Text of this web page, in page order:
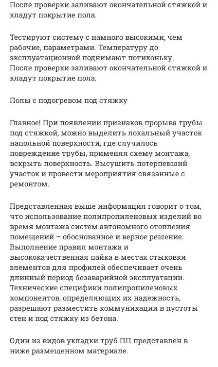
После проверки заливают окончательной стяжкой и
кладут покрытие пола.
Тестируют систему с намного высокими, чем
рабочие, параметрами. Температуру до
эксплуатационной поднимают потихоньку.
После проверки заливают окончательной стяжкой и
кладут покрытие пола.
Полы с подогревом под стяжку
Главное! При появлении признаков прорыва трубы
под стяжкой, можно выделить локальный участок
напольной поверхности, где случилось
повреждение трубы, применяя схему монтажа,
вскрыть поверхность. Высушить потерпевший
участок и провести мероприятия связанные с
ремонтом.
Представленная выше информация говорит о том,
что использование полипропиленовых изделий во
время монтажа систем автономного отопления
помещений – обоснованное и верное решение.
Выполнение правил монтажа и
высококачественная пайка в местах стыковки
элементов для профилей обеспечивает очень
длинный период безаварийной эксплуатации.
Технические специфики полипропиленовых
компонентов, определяющих их надежность,
разрешают разместить коммуникации в пустоты
стен и под стяжку из бетона.
Один из видов укладки труб ПП представлен в
ниже размещенном материале.